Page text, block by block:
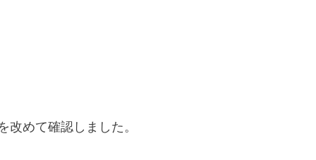
めて確認しました。